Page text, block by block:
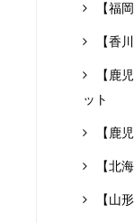
【福
【香
【鹿
ット
【鹿
【北
【山